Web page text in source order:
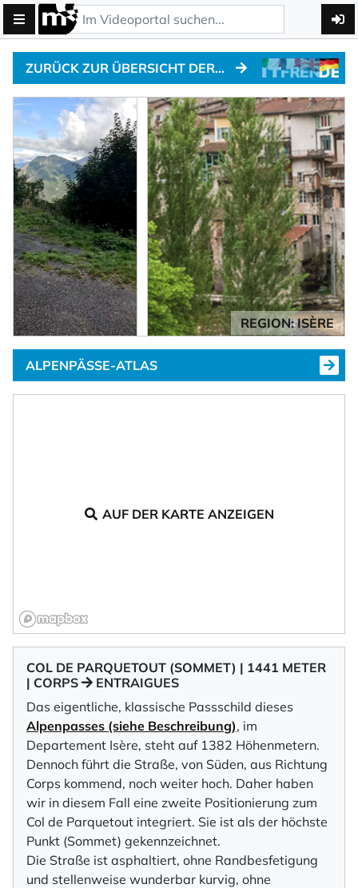
ZURÜCK ZUR ÜBERSICHT DER ALPENPÄSSE
REGION: ISÈRE
ALPENPÄSSE-ATLAS
AUF DER KARTE ANZEIGEN
COL DE PARQUETOUT (SOMMET) | 1441 METER
| CORPS
ENTRAIGUES
Das eigentliche, klassische Passschild dieses
Alpenpasses (siehe Beschreibung), im
Departement Isère, steht auf 1382 Höhenmetern.
Dennoch führt die Straße, von Süden, aus Richtung
Corps kommend, noch weiter hoch. Daher haben
wir in diesem Fall eine zweite Positionierung zum
Col de Parquetout integriert. Sie ist als der höchste
Punkt (Sommet) gekennzeichnet.
Die Straße ist asphaltiert, ohne Randbesfetigung
und stellenweise wunderbar kurvig, ohne